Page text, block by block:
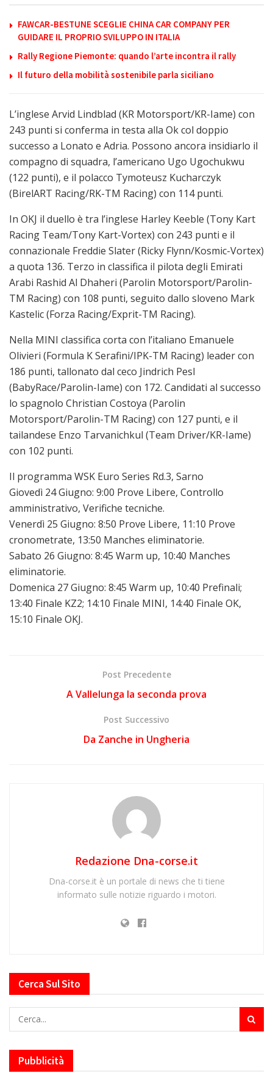
FAWCAR-BESTUNE SCEGLIE CHINA CAR COMPANY PER
GUIDARE IL PROPRIO SVILUPPO IN ITALIA
Rally Regione Piemonte: quando l’arte incontra il rally
Il futuro della mobilità sostenibile parla siciliano
L’inglese Arvid Lindblad (KR Motorsport/KR-Iame) con
243 punti si conferma in testa alla Ok col doppio
successo a Lonato e Adria. Possono ancora insidiarlo il
compagno di squadra, l’americano Ugo Ugochukwu
(122 punti), e il polacco Tymoteusz Kucharczyk
(BirelART Racing/RK-TM Racing) con 114 punti.
In OKJ il duello è tra l’inglese Harley Keeble (Tony Kart
Racing Team/Tony Kart-Vortex) con 243 punti e il
connazionale Freddie Slater (Ricky Flynn/Kosmic-Vortex)
a quota 136. Terzo in classifica il pilota degli Emirati
Arabi Rashid Al Dhaheri (Parolin Motorsport/Parolin-
TM Racing) con 108 punti, seguito dallo sloveno Mark
Kastelic (Forza Racing/Exprit-TM Racing).
Nella MINI classifica corta con l’italiano Emanuele
Olivieri (Formula K Serafini/IPK-TM Racing) leader con
186 punti, tallonato dal ceco Jindrich Pesl
(BabyRace/Parolin-Iame) con 172. Candidati al successo
lo spagnolo Christian Costoya (Parolin
Motorsport/Parolin-TM Racing) con 127 punti, e il
tailandese Enzo Tarvanichkul (Team Driver/KR-Iame)
con 102 punti.
Il programma WSK Euro Series Rd.3, Sarno
Giovedì 24 Giugno: 9:00 Prove Libere, Controllo
amministrativo, Verifiche tecniche.
Venerdì 25 Giugno: 8:50 Prove Libere, 11:10 Prove
cronometrate, 13:50 Manches eliminatorie.
Sabato 26 Giugno: 8:45 Warm up, 10:40 Manches
eliminatorie.
Domenica 27 Giugno: 8:45 Warm up, 10:40 Prefinali;
13:40 Finale KZ2; 14:10 Finale MINI, 14:40 Finale OK,
15:10 Finale OKJ.
Post Precedente
A Vallelunga la seconda prova
Post Successivo
Da Zanche in Ungheria
Redazione Dna-corse.it
Dna-corse.it è un portale di news che ti tiene
informato sulle notizie riguardo i motori.
Cerca Sul Sito
Pubblicità